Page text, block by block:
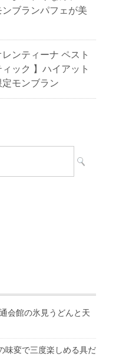
ンブランパフェが美
レンティーナ ペスト
ィック 】ハイアット
モンブラン
会館の氷見うどんと天
味変で三度楽しめる具だ